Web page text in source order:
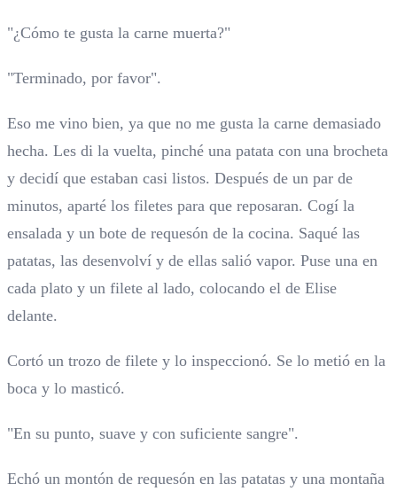
"¿Cómo te gusta la carne muerta?"
"Terminado, por favor".
Eso me vino bien, ya que no me gusta la carne demasiado
hecha. Les di la vuelta, pinché una patata con una brocheta
y decidí que estaban casi listos. Después de un par de
minutos, aparté los filetes para que reposaran. Cogí la
ensalada y un bote de requesón de la cocina. Saqué las
patatas, las desenvolví y de ellas salió vapor. Puse una en
cada plato y un filete al lado, colocando el de Elise
delante.
Cortó un trozo de filete y lo inspeccionó. Se lo metió en la
boca y lo masticó.
"En su punto, suave y con suficiente sangre".
Echó un montón de requesón en las patatas y una montaña